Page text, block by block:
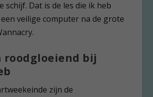
schijf. Dat is de les die ik heb
veilige computer na de grote
roodgloeiend bij
zijn de